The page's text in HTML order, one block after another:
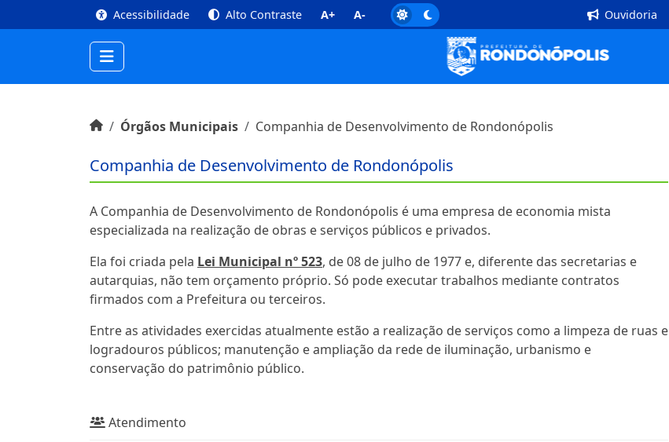
Conteúdo [1] Menu Principal [2] Busca [3] Rodapé [4]
Acessibilidade Alto Contraste A+ A- Ouvidoria
Início do conteúdoInícioÓrgãos Municipais Companhia de Desenvolvimento de Rondonópolis
Companhia de Desenvolvimento de Rondonópolis
Sobre
A Companhia de Desenvolvimento de Rondonópolis é uma empresa de economia mista
especializada na realização de obras e serviços públicos e privados.
Ela foi criada pela Lei Municipal nº 523, de 08 de julho de 1977 e, diferente das secretarias e
autarquias, não tem orçamento próprio. Só pode executar trabalhos mediante contratos
firmados com a Prefeitura ou terceiros.
Entre as atividades exercidas atualmente estão a realização de serviços como a limpeza de ruas e
logradouros públicos; manutenção e ampliação da rede de iluminação, urbanismo e
conservação do patrimônio público.
Atendimento